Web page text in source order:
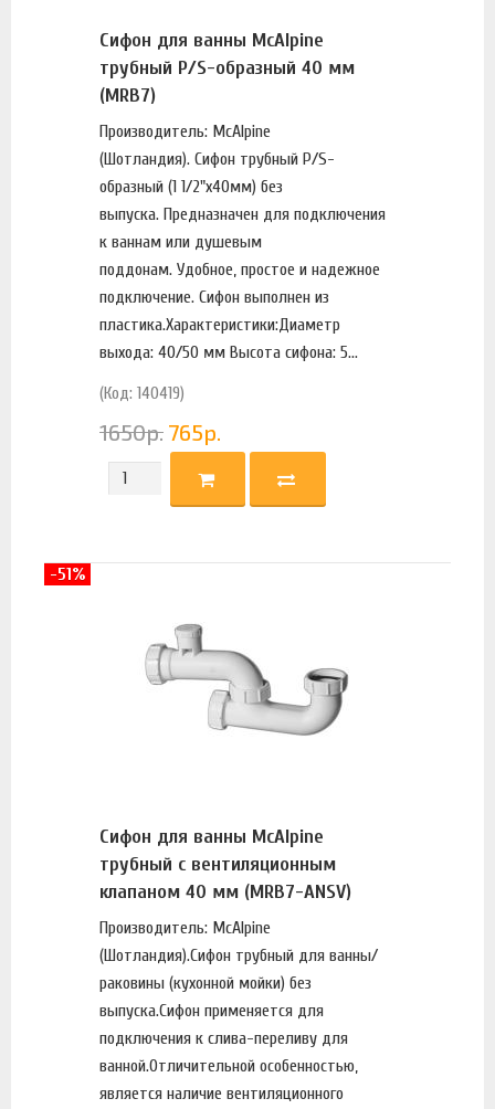
Сифон для ванны McAlpine
трубный Р/S-образный 40 мм
(MRB7)
Производитель: McAlpine
(Шотландия). Сифон трубный Р/S-
образный (1 1/2"х40мм) без
выпуска. Предназначен для подключения
к ваннам или душевым
поддонам. Удобное, простое и надежное
подключение. Сифон выполнен из
пластика.Характеристики:Диаметр
выхода: 40/50 мм Высота сифона: 5...
(Код: 140419)
1650р. 765р.
Сифон для ванны McAlpine
трубный с вентиляционным
клапаном 40 мм (MRB7-ANSV)
Производитель: McAlpine
(Шотландия).Сифон трубный для ванны/
раковины (кухонной мойки) без
выпуска.Сифон применяется для
подключения к слива-переливу для
ванной.Отличительной особенностью,
является наличие вентиляционного
-51%